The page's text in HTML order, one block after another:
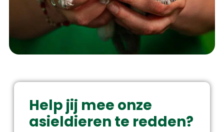
Help jij mee onze
asieldieren te redden?